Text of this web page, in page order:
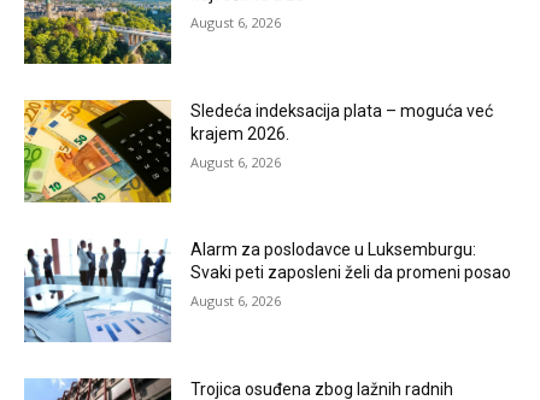
August 6, 2026
Sledeća indeksacija plata – moguća već
krajem 2026.
August 6, 2026
Alarm za poslodavce u Luksemburgu:
Svaki peti zaposleni želi da promeni posao
August 6, 2026
Trojica osuđena zbog lažnih radnih